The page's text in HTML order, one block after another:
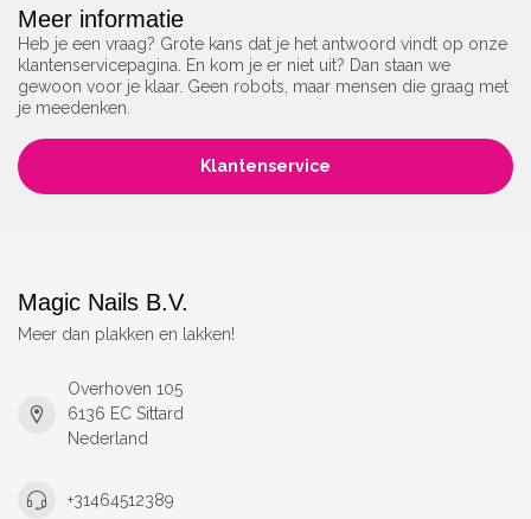
Meer informatie
Heb je een vraag? Grote kans dat je het antwoord vindt op onze
klantenservicepagina. En kom je er niet uit? Dan staan we
gewoon voor je klaar. Geen robots, maar mensen die graag met
je meedenken.
Klantenservice
Magic Nails B.V.
Meer dan plakken en lakken!
Overhoven 105
6136 EC Sittard
Nederland
+31464512389